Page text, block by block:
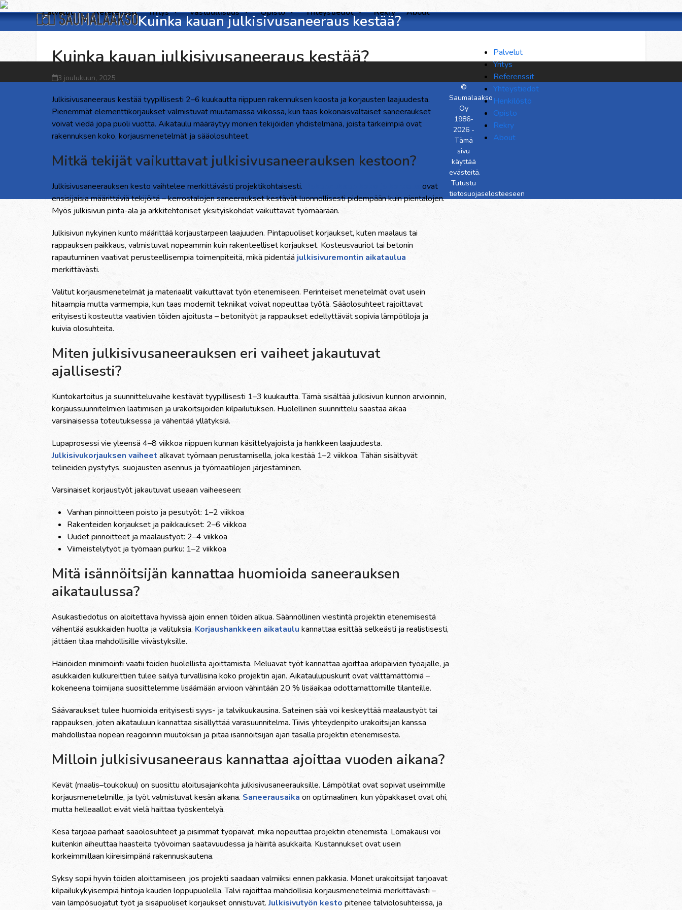
Skip
to
content
Palvelut Referenssit Yritys Vastuullisuus Opisto Yhteystiedot Rekry About
Kuinka kauan julkisivusaneeraus kestää?
Kuinka kauan julkisivusaneeraus kestää?
3 joulukuun, 2025
Julkisivusaneeraus kestää tyypillisesti 2–6 kuukautta riippuen rakennuksen koosta ja korjausten laajuudesta.
Pienemmät elementtikorjaukset valmistuvat muutamassa viikossa, kun taas kokonaisvaltaiset saneeraukset
voivat viedä jopa puoli vuotta. Aikataulu määräytyy monien tekijöiden yhdistelmänä, joista tärkeimpiä ovat
rakennuksen koko, korjausmenetelmät ja sääolosuhteet.
Mitkä tekijät vaikuttavat julkisivusaneerauksen kestoon?
Julkisivusaneerauksen kesto vaihtelee merkittävästi projektikohtaisesti.
ovat
ensisijaisia määrittäviä tekijöitä – kerrostalojen saneeraukset kestävät luonnollisesti pidempään kuin pientalojen.
Myös julkisivun pinta-ala ja arkkitehtoniset yksityiskohdat vaikuttavat työmäärään.
Julkisivun nykyinen kunto määrittää korjaustarpeen laajuuden. Pintapuoliset korjaukset, kuten maalaus tai
rappauksen paikkaus, valmistuvat nopeammin kuin rakenteelliset korjaukset. Kosteusvauriot tai betonin
rapautuminen vaativat perusteellisempia toimenpiteitä, mikä pidentää julkisivuremontin aikataulua
merkittävästi.
Valitut korjausmenetelmät ja materiaalit vaikuttavat työn etenemiseen. Perinteiset menetelmät ovat usein
hitaampia mutta varmempia, kun taas modernit tekniikat voivat nopeuttaa työtä. Sääolosuhteet rajoittavat
erityisesti kosteutta vaativien töiden ajoitusta – betonityöt ja rappaukset edellyttävät sopivia lämpötiloja ja
kuivia olosuhteita.
Miten julkisivusaneerauksen eri vaiheet jakautuvat
ajallisesti?
Kuntokartoitus ja suunnitteluvaihe kestävät tyypillisesti 1–3 kuukautta. Tämä sisältää julkisivun kunnon arvioinnin,
korjaussuunnitelmien laatimisen ja urakoitsijoiden kilpailutuksen. Huolellinen suunnittelu säästää aikaa
varsinaisessa toteutuksessa ja vähentää yllätyksiä.
Lupaprosessi vie yleensä 4–8 viikkoa riippuen kunnan käsittelyajoista ja hankkeen laajuudesta.
Julkisivukorjauksen vaiheet alkavat työmaan perustamisella, joka kestää 1–2 viikkoa. Tähän sisältyvät
telineiden pystytys, suojausten asennus ja työmaatilojen järjestäminen.
Varsinaiset korjaustyöt jakautuvat useaan vaiheeseen:
Vanhan pinnoitteen poisto ja pesutyöt: 1–2 viikkoa
Rakenteiden korjaukset ja paikkaukset: 2–6 viikkoa
Uudet pinnoitteet ja maalaustyöt: 2–4 viikkoa
Viimeistelytyöt ja työmaan purku: 1–2 viikkoa
Mitä isännöitsijän kannattaa huomioida saneerauksen
aikataulussa?
Asukastiedotus on aloitettava hyvissä ajoin ennen töiden alkua. Säännöllinen viestintä projektin etenemisestä
vähentää asukkaiden huolta ja valituksia. Korjaushankkeen aikataulu kannattaa esittää selkeästi ja realistisesti,
jättäen tilaa mahdollisille viivästyksille.
Häiriöiden minimointi vaatii töiden huolellista ajoittamista. Meluavat työt kannattaa ajoittaa arkipäivien työajalle, ja
asukkaiden kulkureittien tulee säilyä turvallisina koko projektin ajan. Aikataulupuskurit ovat välttämättömiä –
kokeneena toimijana suosittelemme lisäämään arvioon vähintään 20 % lisäaikaa odottamattomille tilanteille.
Säävaraukset tulee huomioida erityisesti syys- ja talvikuukausina. Sateinen sää voi keskeyttää maalaustyöt tai
rappauksen, joten aikatauluun kannattaa sisällyttää varasuunnitelma. Tiivis yhteydenpito urakoitsijan kanssa
mahdollistaa nopean reagoinnin muutoksiin ja pitää isännöitsijän ajan tasalla projektin etenemisestä.
Milloin julkisivusaneeraus kannattaa ajoittaa vuoden aikana?
Kevät (maalis–toukokuu) on suosittu aloitusajankohta julkisivusaneerauksille. Lämpötilat ovat sopivat useimmille
korjausmenetelmille, ja työt valmistuvat kesän aikana. Saneerausaika on optimaalinen, kun yöpakkaset ovat ohi,
mutta helleaallot eivät vielä haittaa työskentelyä.
Kesä tarjoaa parhaat sääolosuhteet ja pisimmät työpäivät, mikä nopeuttaa projektin etenemistä. Lomakausi voi
kuitenkin aiheuttaa haasteita työvoiman saatavuudessa ja häiritä asukkaita. Kustannukset ovat usein
korkeimmillaan kiireisimpänä rakennuskautena.
Syksy sopii hyvin töiden aloittamiseen, jos projekti saadaan valmiiksi ennen pakkasia. Monet urakoitsijat tarjoavat
kilpailukykyisempiä hintoja kauden loppupuolella. Talvi rajoittaa mahdollisia korjausmenetelmiä merkittävästi –
vain lämpösuojatut työt ja sisäpuoliset korjaukset onnistuvat.Julkisivutyön kesto pitenee talviolosuhteissa, ja
Palvelut
Yritys
Referenssit
Yhteystiedot
Henkilöstö
Opisto
Rekry
About
©
Saumalaakso
Oy
1986-
2026 -
Tämä
sivu
käyttää
evästeitä.
Tutustu
tietosuojaselosteeseen